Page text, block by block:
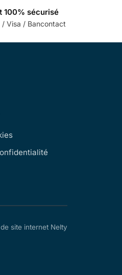
100% sécurisé
/ Visa / Bancontact
site internet Nelty